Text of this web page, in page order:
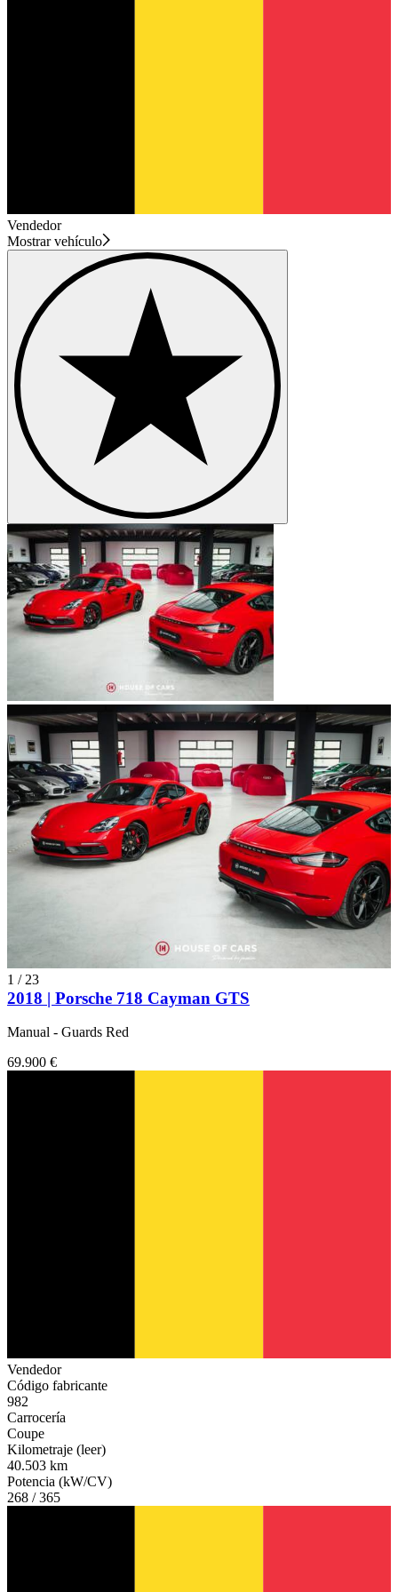
Vendedor
Mostrar vehículo
1 / 23
2018 | Porsche 718 Cayman GTS
Manual - Guards Red
69.900 €
Vendedor
Código fabricante
982
Carrocería
Coupe
Kilometraje (leer)
40.503 km
Potencia (kW/CV)
268 / 365